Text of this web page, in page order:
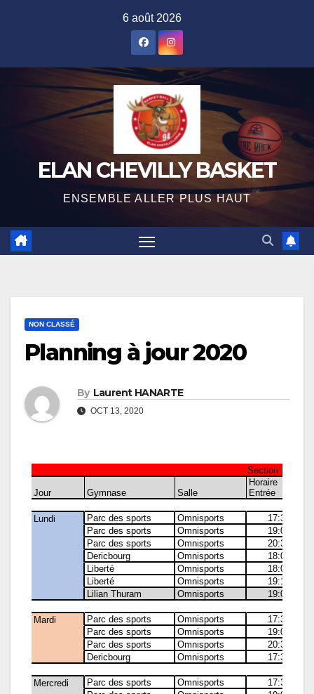
6 août 2026
ELAN CHEVILLY BASKET
ENSEMBLE ALLER PLUS HAUT
NON CLASSÉ
Planning à jour 2020
By Laurent HANARTE
OCT 13, 2020